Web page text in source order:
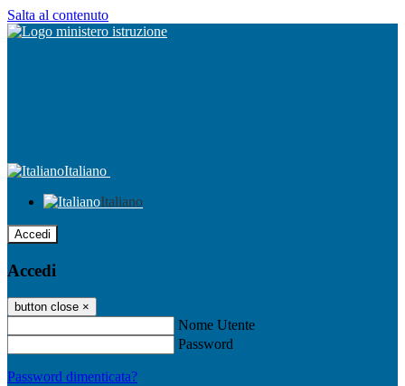
Salta al contenuto
Italiano
Italiano
Accedi
Accedi
button close ×
Nome Utente
Password
Password dimenticata?